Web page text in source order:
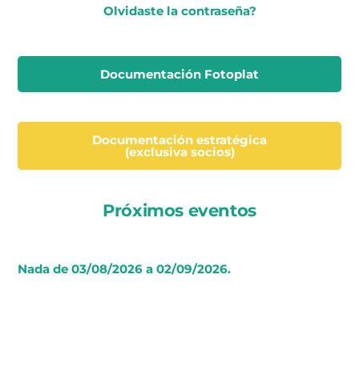
Olvidaste la contraseña?
Documentación Fotoplat
Documentación estratégica
(exclusiva socios)
Próximos eventos
Nada de 03/08/2026 a 02/09/2026.